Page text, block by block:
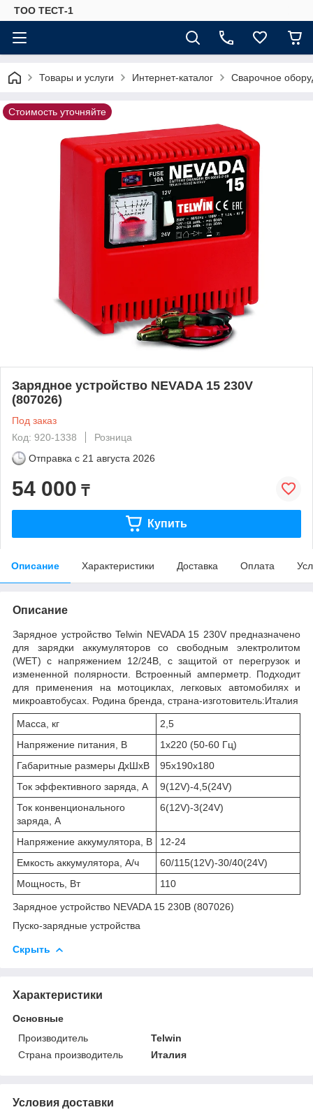
ТОО ТЕСТ-1
Товары и услуги Интернет-каталог Сварочное
Стоимость уточняйте
Зарядное устройство NEVADA 15 230V
(807026)
Под заказ
Код: 920-1338
Розница
Отправка с 21 августа 2026
54 000 ₸
Купить
Описание Характеристики Доставка Оплата
Описание
Зарядное устройство Telwin NEVADA 15 230V предназначено
для зарядки аккумуляторов со свободным электролитом
(WET) с напряжением 12/24В, с защитой от перегрузок и
измененной полярности. Встроенный амперметр. Подходит
для применения на мотоциклах, легковых автомобилях и
микроавтобусах. Родина бренда, страна-изготовитель:Италия
Масса, кг
2,5
Напряжение питания, В
1х220 (50-60 Гц)
Габаритные размеры ДхШхВ
95х190х180
Ток эффективного заряда, А
9(12V)-4,5(24V)
Ток конвенционального
заряда, А
6(12V)-3(24V)
Напряжение аккумулятора, В
12-24
Емкость аккумулятора, А/ч
60/115(12V)-30/40(24V)
Мощность, Вт
110
Зарядное устройство NEVADA 15 230В (807026)
Пуско-зарядные устройства
Скрыть
Характеристики
Основные
Производитель
Telwin
Страна производитель
Италия
Условия доставки